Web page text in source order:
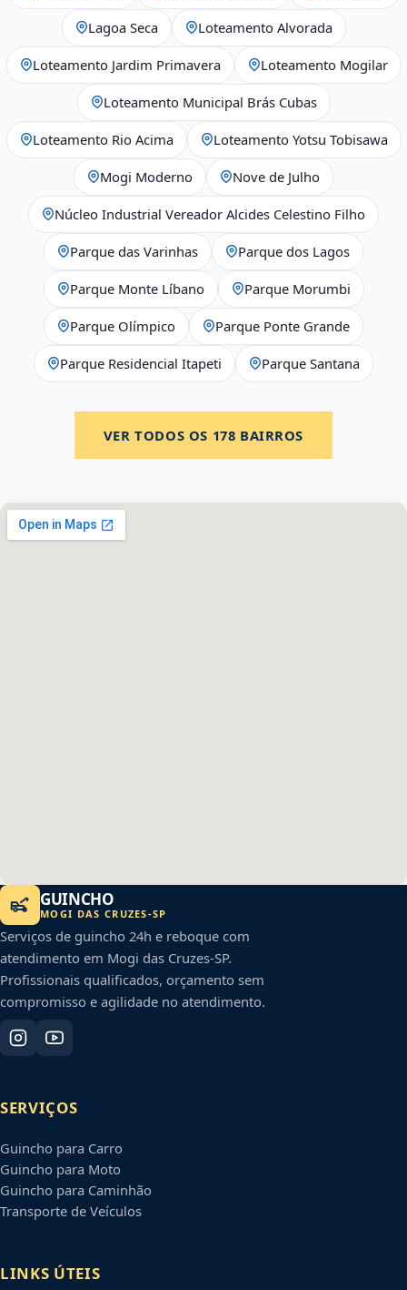
Lagoa Seca Loteamento Alvorada
Loteamento Jardim Primavera Loteamento Mogilar
Loteamento Municipal Brás Cubas
Loteamento Rio Acima Loteamento Yotsu Tobisawa
Mogi Moderno Nove de Julho
Núcleo Industrial Vereador Alcides Celestino Filho
Parque das Varinhas Parque dos Lagos
Parque Monte Líbano Parque Morumbi
Parque Olímpico Parque Ponte Grande
Parque Residencial Itapeti Parque Santana
VER TODOS OS 178 BAIRROS
GUINCHO
MOGI DAS CRUZES-SP
Serviços de guincho 24h e reboque com
atendimento em Mogi das Cruzes-SP.
Profissionais qualificados, orçamento sem
compromisso e agilidade no atendimento.
SERVIÇOS
Guincho para Carro
Guincho para Moto
Guincho para Caminhão
Transporte de Veículos
LINKS ÚTEIS